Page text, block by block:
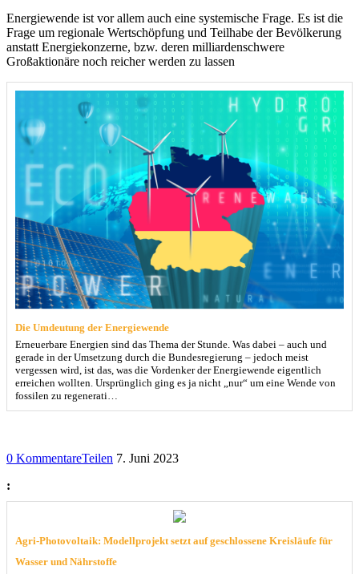
Energiewende ist vor allem auch eine systemische Frage. Es ist die
Frage um regionale Wertschöpfung und Teilhabe der Bevölkerung
anstatt Energiekonzerne, bzw. deren milliardenschwere
Großaktionäre noch reicher werden zu lassen
Die Umdeutung der Energiewende
Erneuerbare Energien sind das Thema der Stunde. Was dabei – auch und
gerade in der Umsetzung durch die Bundesregierung – jedoch meist
vergessen wird, ist das, was die Vordenker der Energiewende eigentlich
erreichen wollten. Ursprünglich ging es ja nicht „nur“ um eine Wende von
fossilen zu regenerati…
0 KommentareTeilen 7. Juni 2023
:
Agri-Photovoltaik: Modellprojekt setzt auf geschlossene Kreisläufe für
Wasser und Nährstoffe